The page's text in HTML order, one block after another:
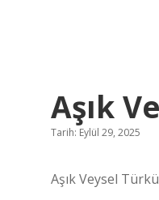
Aşık
Tarih: Eylül 29, 2025
Aşık Veysel